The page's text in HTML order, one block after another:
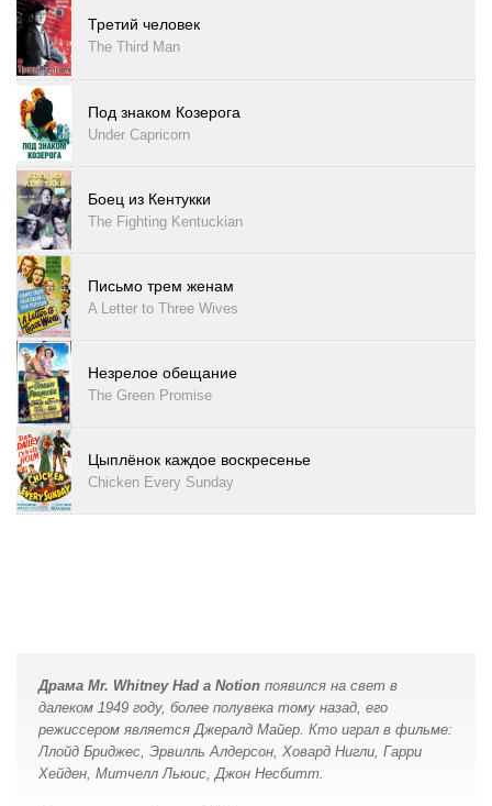
Третий человек
The Third Man
Под знаком Козерога
Under Capricorn
Боец из Кентукки
The Fighting Kentuckian
Письмо трем женам
A Letter to Three Wives
Незрелое обещание
The Green Promise
Цыплёнок каждое воскресенье
Chicken Every Sunday
Драма Mr. Whitney Had a Notion появился на свет в
далеком 1949 году, более полувека тому назад, его
режиссером является Джералд Майер. Кто играл в фильме:
Ллойд Бриджес, Эрвилль Алдерсон, Ховард Нигли, Гарри
Хейден, Митчелл Льюис, Джон Несбитт.